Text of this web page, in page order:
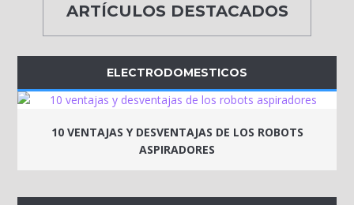
ARTÍCULOS DESTACADOS
ELECTRODOMESTICOS
10 VENTAJAS Y DESVENTAJAS DE LOS ROBOTS
ASPIRADORES